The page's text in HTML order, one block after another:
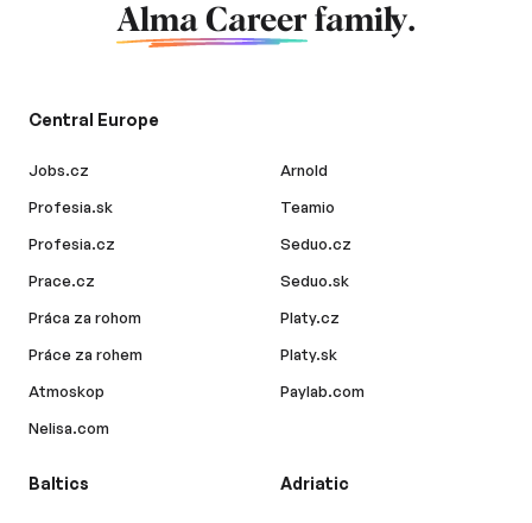
Alma Career family.
Central Europe
Jobs.cz
Profesia.sk
Profesia.cz
Prace.cz
Práca za rohom
Práce za rohem
Atmoskop
Nelisa.com
Arnold
Teamio
Seduo.cz
Seduo.sk
Platy.cz
Platy.sk
Paylab.com
Baltics Adriatic